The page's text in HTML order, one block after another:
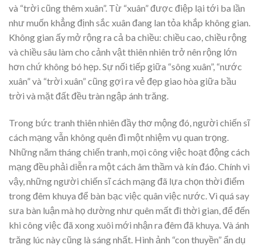
và “trời cũng thêm xuân”. Từ “xuân” được điệp lại tới ba lần
như muốn khẳng định sắc xuân đang lan tỏa khắp không gian.
Không gian ấy mở rộng ra cả ba chiều: chiều cao, chiều rộng
và chiều sâu làm cho cảnh vật thiên nhiên trở nên rộng lớn
hơn chứ không bó hẹp. Sự nối tiếp giữa “sông xuân”, “nước
xuân” và “trời xuân” cũng gợi ra vẻ đẹp giao hòa giữa bầu
trời và mặt đất đều tràn ngập ánh trăng.
Trong bức tranh thiên nhiên đầy thơ mộng đó, người chiến sĩ
cách mạng vẫn không quên đi một nhiệm vụ quan trọng.
Những năm tháng chiến tranh, mọi công việc hoạt động cách
mạng đều phải diễn ra một cách âm thầm và kín đáo. Chính vì
vậy, những người chiến sĩ cách mạng đã lựa chọn thời điểm
trong đêm khuya để bàn bạc việc quân việc nước. Vì quá say
sưa bàn luận mà họ dường như quên mất đi thời gian, để đến
khi công việc đã xong xuôi mới nhận ra đêm đã khuya. Và ánh
trăng lúc này cũng là sáng nhất. Hình ảnh “con thuyền” ẩn dụ